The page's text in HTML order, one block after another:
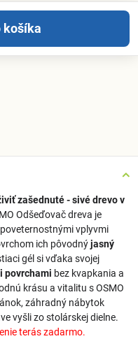
košíka
zašednuté - sivé drevo v
Odšeďovač dreva je
vplyvmi
ich pôvodnýjasný
gél si vďaka svojej
povrchami bez kvapkania a
krásu a vitalitu s OSMO
záhradný nábytok
vyšli zo stolárskej dielne.
terás zadarmo.